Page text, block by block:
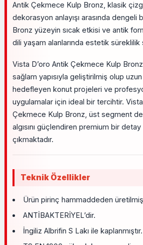
Antik Çekmece Kulp Bronz, klasik
dekorasyon anlayışı arasında dengeli
Bronz yüzeyin sıcak etkisi ve antik
dili yaşam alanlarında estetik süreklilik
Vista D’oro Antik Çekmece Kulp
sağlam yapısıyla geliştirilmiş olup
hedefleyen konut projeleri ve
uygulamalar için ideal bir tercihtir.
Çekmece Kulp Bronz, üst segment
algısını güçlendiren premium bir
çıkmaktadır.
Teknik Özellikler
Ürün pirinç hammaddeden
ANTİBAKTERİYEL’dir.
İngiliz Albrifin S Lakı ile kaplanmıştır.